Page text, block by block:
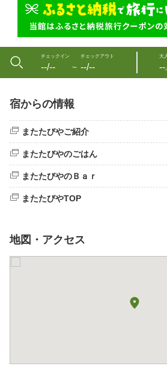
チェックイン
--/-- 〜
チェックアウト
--/--
大
--
宿からの情報
またたびやご紹介
またたびやのごはん
またたびやのＢａｒ
またたびやTOP
地図・アクセス